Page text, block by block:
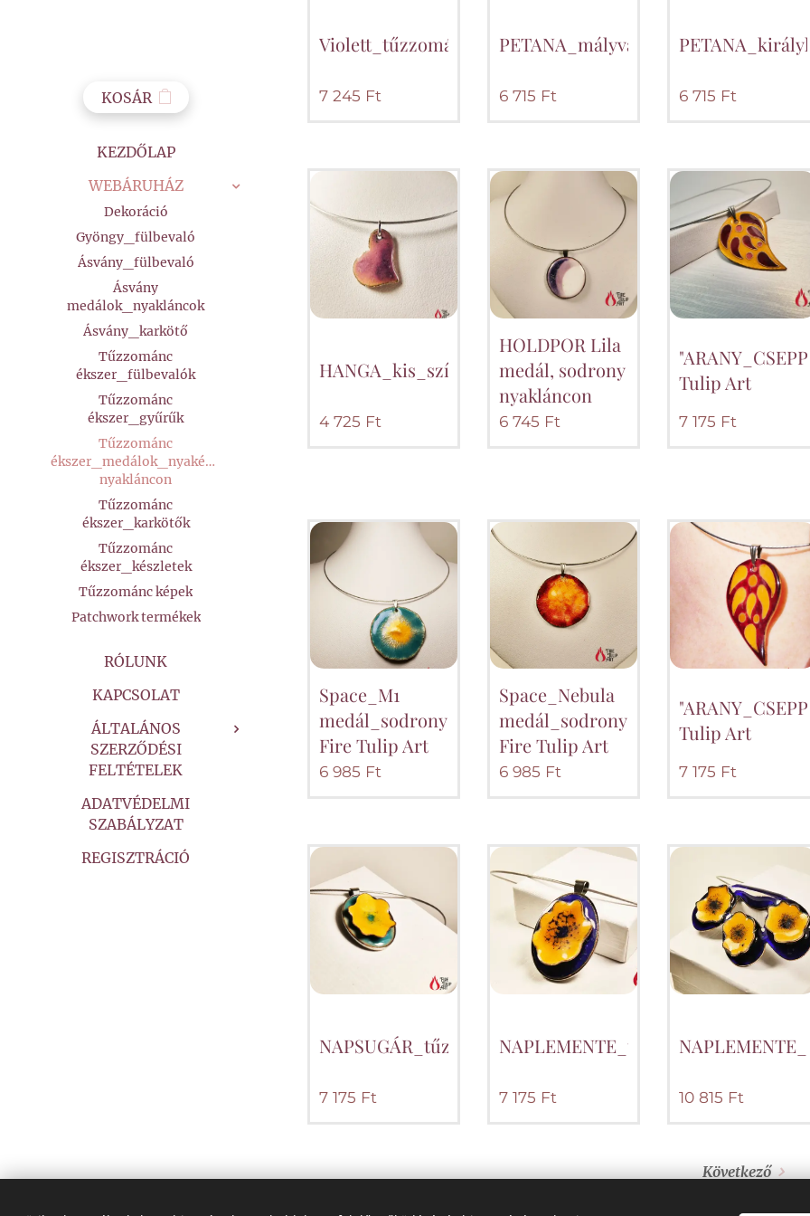
KOSÁR
KEZDŐLAP
WEBÁRUHÁZ
Dekoráció
Gyöngy_fülbevaló
Ásvány_fülbevaló
Ásvány
medálok_nyakláncok
Ásvány_karkötő
Tűzzománc
ékszer_fülbevalók
Tűzzománc
ékszer_gyűrűk
Tűzzománc
ékszer_medálok_nyakékek
nyakláncon
Tűzzománc
ékszer_karkötők
Tűzzománc
ékszer_készletek
Tűzzománc képek
Patchwork termékek
RÓLUNK
KAPCSOLAT
ÁLTALÁNOS
SZERZŐDÉSI
FELTÉTELEK
ADATVÉDELMI
SZABÁLYZAT
REGISZTRÁCIÓ
7 245 Ft 6 715 Ft 6 715 Ft
HANGA_kis_szív_medál_sodrony_nyakláncon
4 725 Ft
HOLDPOR Lila
medál, sodrony
nyakláncon
6 745 Ft
Tulip Art
7 175 Ft
Space_M1
medál_sodrony_nyakláncon-
Fire Tulip Art
6 985 Ft
Space_Nebula
medál_sodrony_nyakláncon-
Fire Tulip Art
6 985 Ft
Tulip Art
7 175 Ft
NAPSUGÁR_tűzzománc_medál_nyakláncon_FireTulipArt
7 175 Ft 7 175 Ft 10 815 Ft
Következő